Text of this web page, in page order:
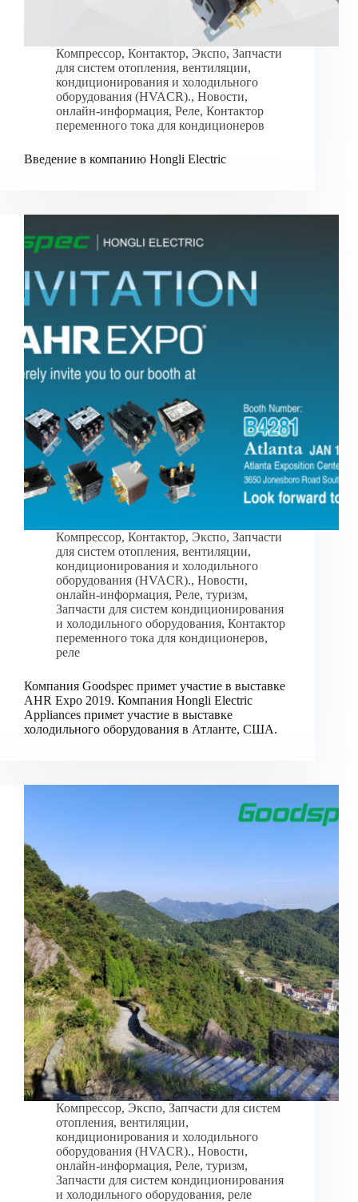
Компрессор, Контактор, Экспо, Запчасти
для систем отопления, вентиляции,
кондиционирования и холодильного
оборудования (HVACR)., Новости,
онлайн-информация, Реле, Контактор
переменного тока для кондиционеров
Введение в компанию Hongli Electric
Компрессор, Контактор, Экспо, Запчасти
для систем отопления, вентиляции,
кондиционирования и холодильного
оборудования (HVACR)., Новости,
онлайн-информация, Реле, туризм,
Запчасти для систем кондиционирования
и холодильного оборудования, Контактор
переменного тока для кондиционеров,
реле
Компания Goodspec примет участие в выставке
AHR Expo 2019. Компания Hongli Electric
Appliances примет участие в выставке
холодильного оборудования в Атланте, США.
Компрессор, Экспо, Запчасти для систем
отопления, вентиляции,
кондиционирования и холодильного
оборудования (HVACR)., Новости,
онлайн-информация, Реле, туризм,
Запчасти для систем кондиционирования
и холодильного оборудования, реле